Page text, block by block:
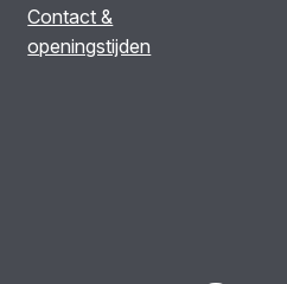
Contact &
openingstijden